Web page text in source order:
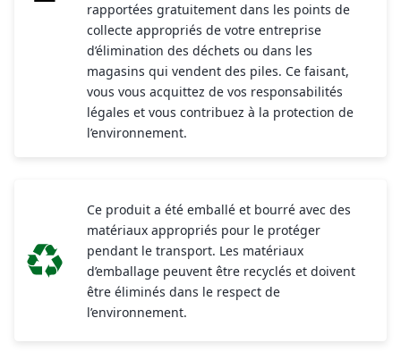
rapportées gratuitement dans les points de
collecte appropriés de votre entreprise
d’élimination des déchets ou dans les
magasins qui vendent des piles. Ce faisant,
vous vous acquittez de vos responsabilités
légales et vous contribuez à la protection de
l’environnement.
Ce produit a été emballé et bourré avec des
matériaux appropriés pour le protéger
pendant le transport. Les matériaux
d’emballage peuvent être recyclés et doivent
être éliminés dans le respect de
l’environnement.